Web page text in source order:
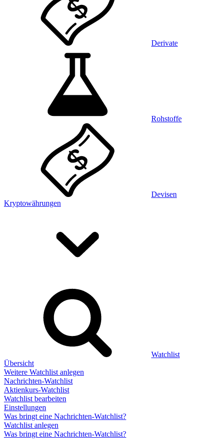
Derivate
Rohstoffe
Devisen
Kryptowährungen
Watchlist
Übersicht
Weitere Watchlist anlegen
Nachrichten-Watchlist
Aktienkurs-Watchlist
Watchlist bearbeiten
Einstellungen
Was bringt eine Nachrichten-Watchlist?
Watchlist anlegen
Was bringt eine Nachrichten-Watchlist?